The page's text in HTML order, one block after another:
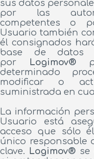
sus datos
por las
competentes o
Usuario también
él consignados
base de datos
por
Logimov®
determinado
modificar o
suministrada en
La información
Usuario está
acceso que sólo
único responsable
clave. Logimov® se